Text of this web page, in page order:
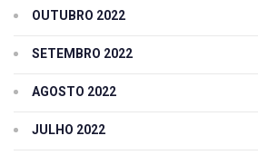
OUTUBRO 2022
SETEMBRO 2022
AGOSTO 2022
JULHO 2022